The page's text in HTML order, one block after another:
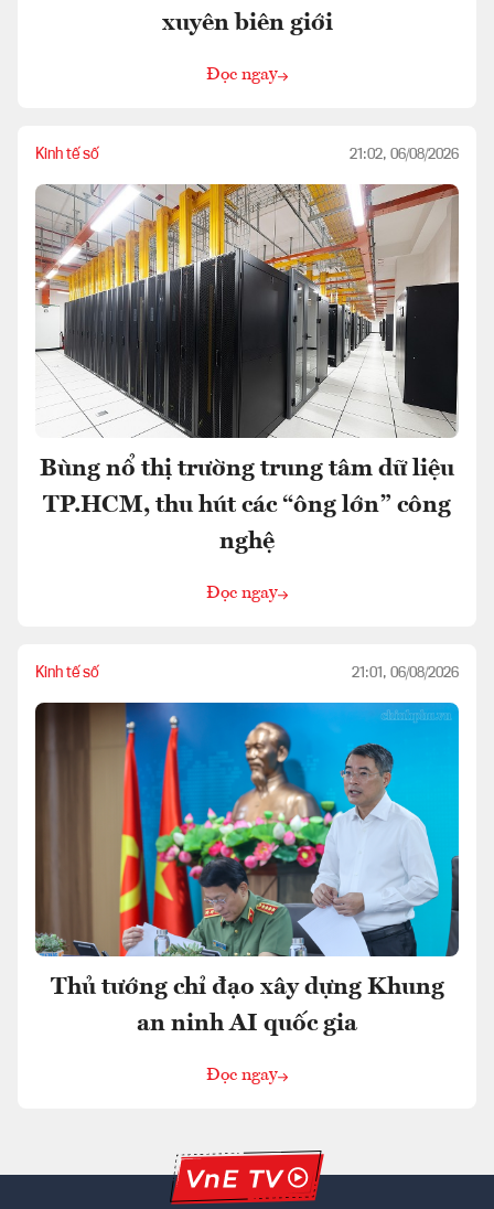
xuyên biên giới
Đọc ngay
Kinh tế số 21:02, 06/08/2026
Bùng nổ thị trường trung tâm dữ liệu
TP.HCM, thu hút các “ông lớn” công
nghệ
Đọc ngay
Kinh tế số 21:01, 06/08/2026
Thủ tướng chỉ đạo xây dựng Khung
an ninh AI quốc gia
Đọc ngay